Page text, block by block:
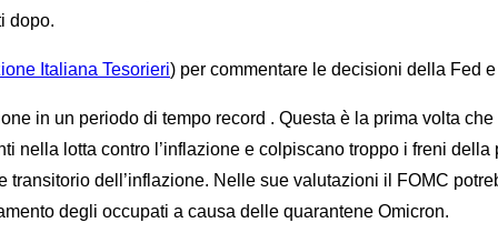
dopo.
Italiana Tesorieri) per commentare le decisioni della Fed
in un periodo di tempo record . Questa è la prima volta
nella lotta contro l’inflazione e colpiscano troppo i freni
dell’inflazione. Nelle sue valutazioni il FOMC
degli occupati a causa delle quarantene Omicron.